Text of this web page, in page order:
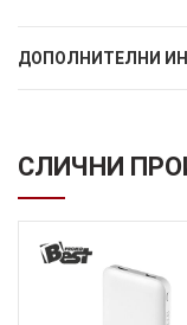
ДОПОЛНИТЕЛНИ
СЛИЧНИ